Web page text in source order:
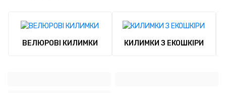
ВЕЛЮРОВІ КИЛИМКИ КИЛИМКИ З ЕКОШКІРИ